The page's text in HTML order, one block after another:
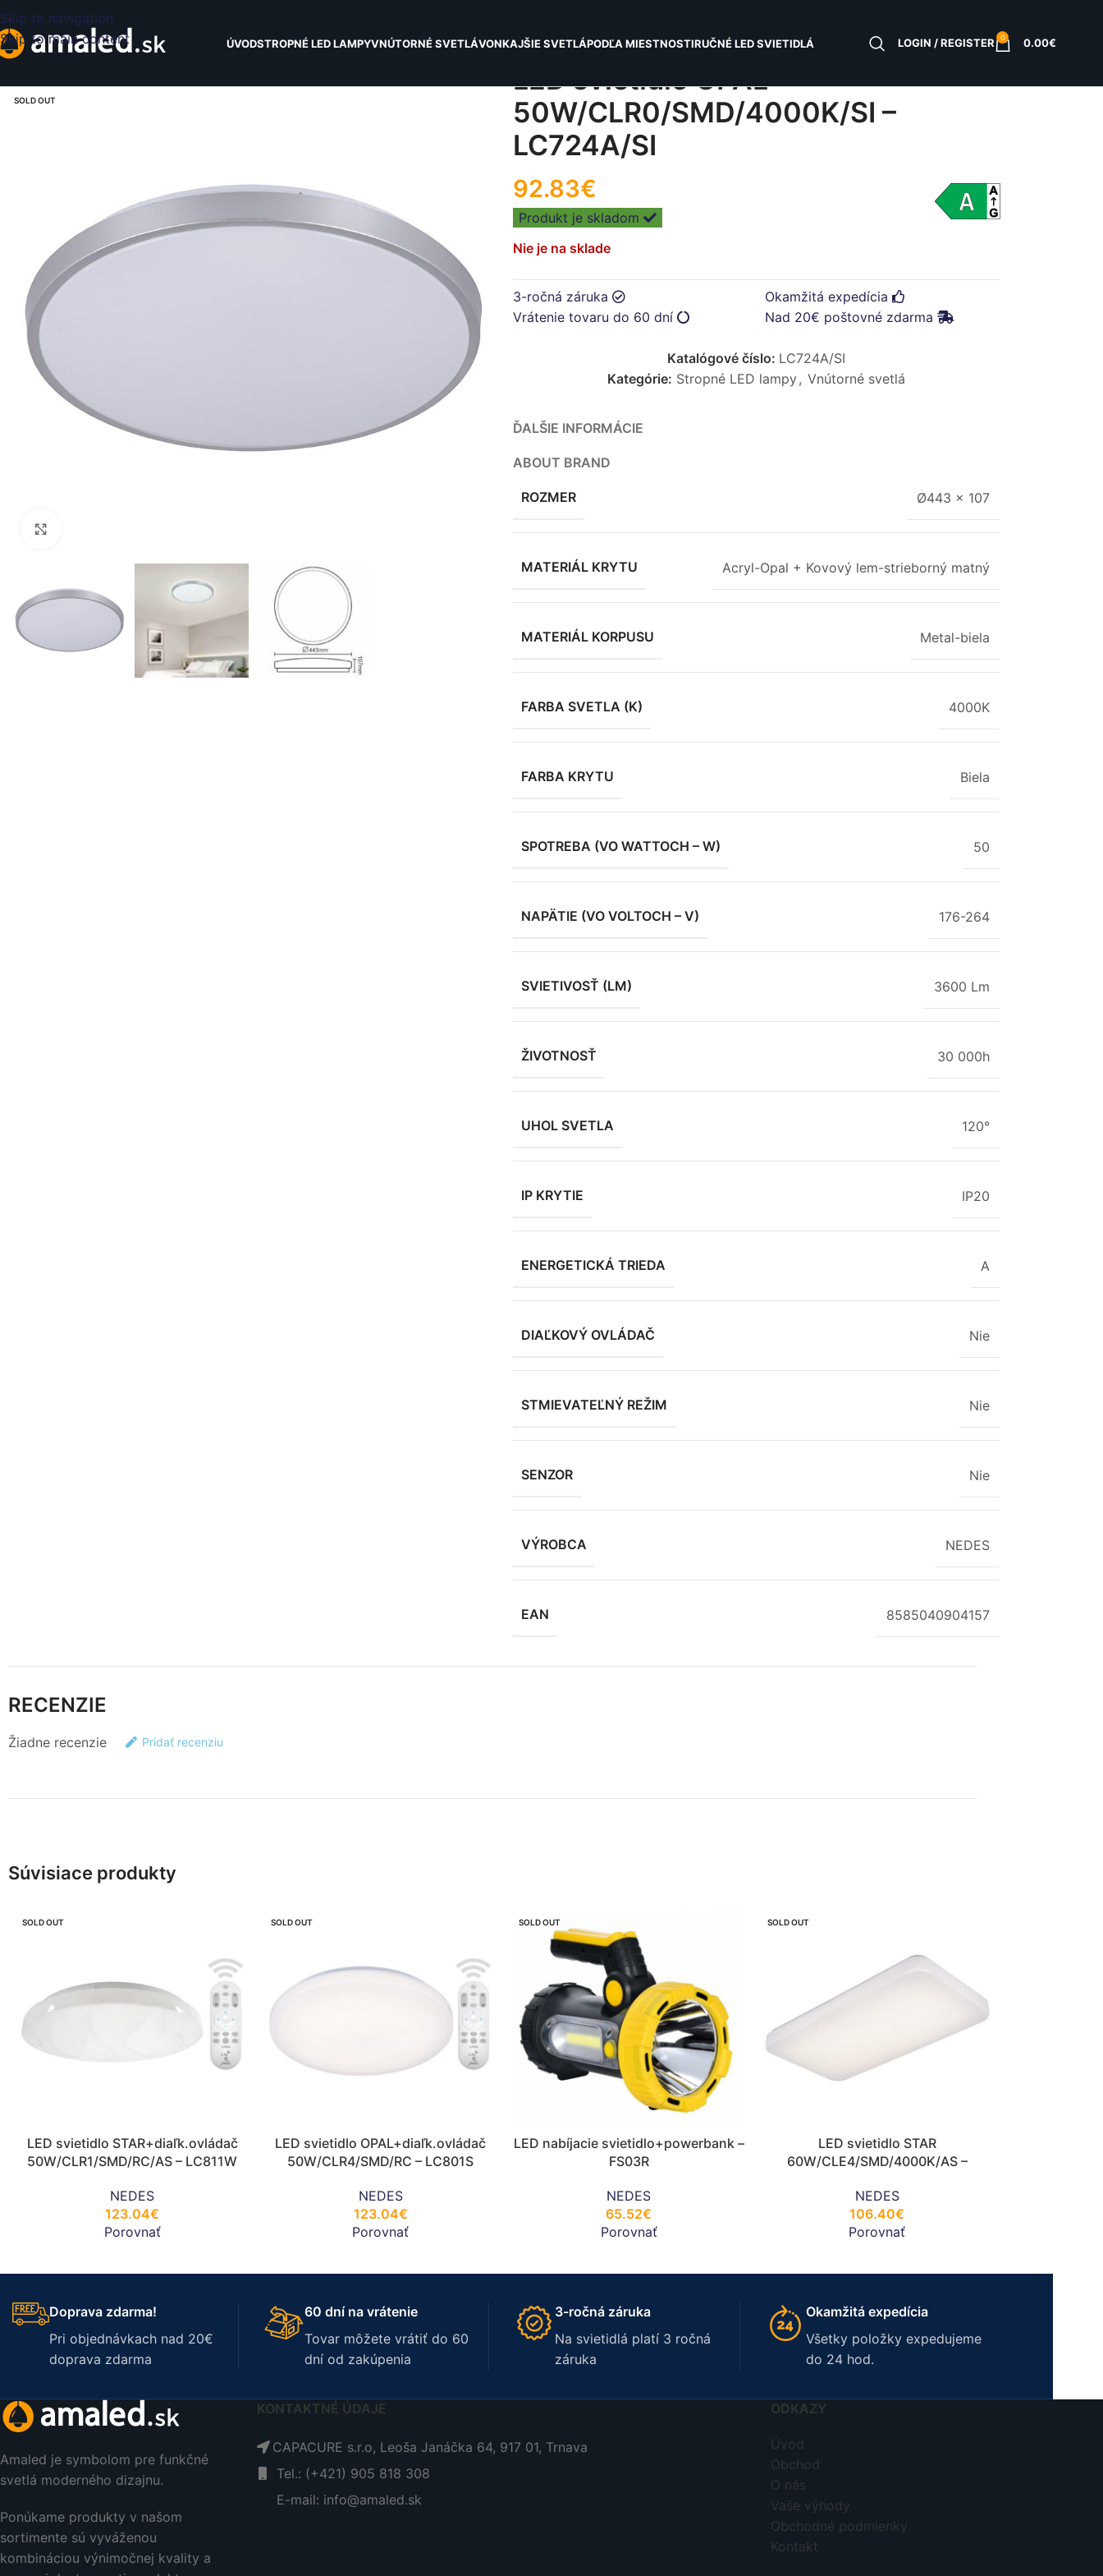
Skip to navigation
Skip to main content
ÚVODSTROPNÉ LED LAMPYVNÚTORNÉ SVETLÁVONKAJŠIE SVETLÁPODĽA MIESTNOSTIRUČNÉ LED SVIETIDLÁ LOGIN / REGISTER 0 0.00€
SOLD OUT
LED svietidlo OPAL
50W/CLR0/SMD/4000K/SI –
LC724A/SI
92.83€
Produkt je skladom
Nie je na sklade
3-ročná záruka
Vrátenie tovaru do 60 dní
Okamžitá expedícia
Nad 20€ poštovné zdarma
Katalógové číslo: LC724A/SI
Kategórie: Stropné LED lampy, Vnútorné svetlá
ĎALŠIE INFORMÁCIE
ABOUT BRAND
ROZMER Ø443 x 107
MATERIÁL KRYTU Acryl-Opal + Kovový lem-strieborný matný
MATERIÁL KORPUSU Metal-biela
FARBA SVETLA (K) 4000K
FARBA KRYTU Biela
SPOTREBA (VO WATTOCH – W) 50
NAPÄTIE (VO VOLTOCH – V) 176-264
SVIETIVOSŤ (LM) 3600 Lm
ŽIVOTNOSŤ 30 000h
UHOL SVETLA 120°
IP KRYTIE IP20
ENERGETICKÁ TRIEDA A
DIAĽKOVÝ OVLÁDAČ Nie
STMIEVATEĽNÝ REŽIM Nie
SENZOR Nie
VÝROBCA NEDES
EAN 8585040904157
RECENZIE
Žiadne recenzie Pridať recenziu
Súvisiace produkty
SOLD OUT
LED svietidlo STAR+diaľk.ovládač
50W/CLR1/SMD/RC/AS – LC811W
NEDES
123.04€
Porovnať
SOLD OUT
LED svietidlo OPAL+diaľk.ovládač
50W/CLR4/SMD/RC – LC801S
NEDES
123.04€
Porovnať
SOLD OUT
LED nabíjacie svietidlo+powerbank –
FS03R
NEDES
65.52€
Porovnať
SOLD OUT
LED svietidlo STAR
60W/CLE4/SMD/4000K/AS –
NEDES
106.40€
Porovnať
Doprava zdarma!
Pri objednávkach nad 20€
doprava zdarma
60 dní na vrátenie
Tovar môžete vrátiť do 60
dní od zakúpenia
3-ročná záruka
Na svietidlá platí 3 ročná
záruka
Okamžitá expedícia
Všetky položky expedujeme
do 24 hod.
Amaled je symbolom pre funkčné
svetlá moderného dizajnu.
Ponúkame produkty v našom
sortimente sú vyváženou
kombináciou výnimočnej kvality a
KONTAKTNÉ ÚDAJE
CAPACURE s.r.o, Leoša Janáčka 64, 917 01, Trnava
Tel.: (+421) 905 818 308
E-mail: info@amaled.sk
ODKAZY
Úvod
Obchod
O nás
Vaše výhody
Obchodné podmienky
Kontakt